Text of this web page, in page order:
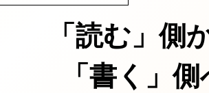
「読む」側
「書く」